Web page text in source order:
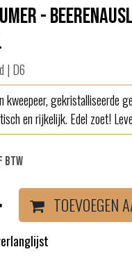
-
| D6
kweepeer, gekristalliseerde
en rijkelijk. Edel zoet!
btw
TOEVOEGEN